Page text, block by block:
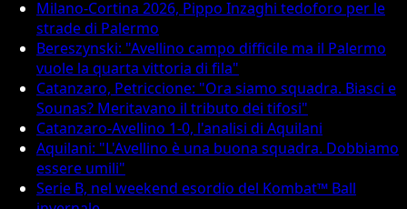
Milano-Cortina 2026, Pippo Inzaghi tedoforo per le
strade di Palermo
Bereszynski: "Avellino campo difficile ma il Palermo
vuole la quarta vittoria di fila"
Catanzaro, Petriccione: "Ora siamo squadra. Biasci e
Sounas? Meritavano il tributo dei tifosi"
Catanzaro-Avellino 1-0, l'analisi di Aquilani
Aquilani: "L'Avellino è una buona squadra. Dobbiamo
essere umili"
Serie B, nel weekend esordio del Kombat™ Ball